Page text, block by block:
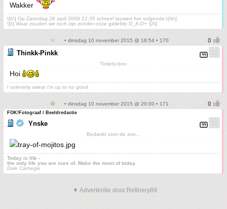
Wakker
\[b\] Op Zaterdag 26 april 2008 22:35 schreef lauwert het volgende:\[/b\]
\[i\] Waar zouden we toch zijn zonder onze geliefde D_A O+ \[/i\]
• dinsdag 10 november 2015 @ 16:54 • 170
Thinkk-Pinkk
Tickety-boo
Hoi
I solemnly swear i'm up to no good
• dinsdag 10 november 2015 @ 20:00 • 171
FOK!Fotograaf / Beeldredactie
Ynske
Bedankt voor de zon...
Today is life -
the only life you are sure of. Make the most of today.
Dale Carnegie
▼ Advertentie door Refinery89